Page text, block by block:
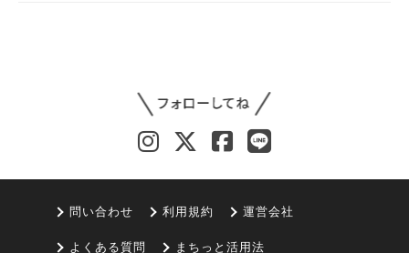
問い合わせ 利用規約 運営会社
よくある質問 まちっと活用法